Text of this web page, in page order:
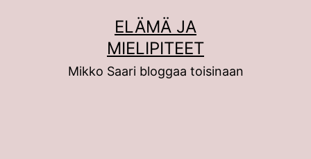
ELÄMÄ JA
MIELIPITEET
Mikko Saari bloggaa toisinaan